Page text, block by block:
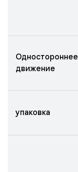
Одностороннее
движение
упаковка